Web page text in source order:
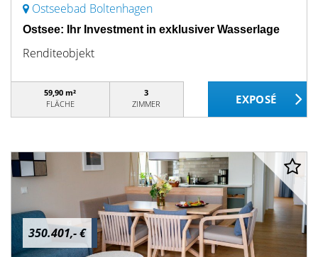
Ostseebad Boltenhagen
Ostsee: Ihr Investment in exklusiver Wasserlage
Renditeobjekt
59,90 m²
FLÄCHE
3
ZIMMER
350.401,- €